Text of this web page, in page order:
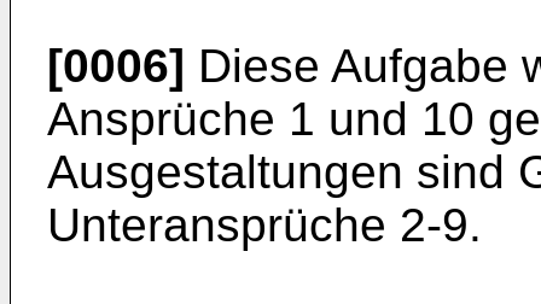
[0006] Diese Aufgabe
Ansprüche 1 und 10
Ausgestaltungen sind
Unteransprüche 2-9.